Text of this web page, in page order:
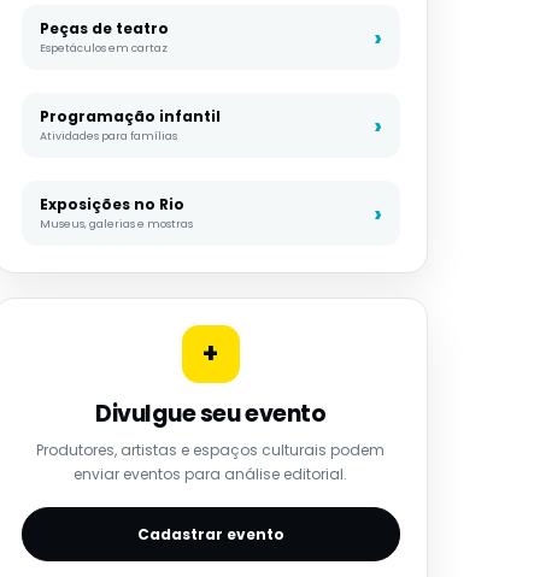
Peças de teatro
Espetáculos em cartaz
Programação infantil
Atividades para famílias
Exposições no Rio
Museus, galerias e mostras
+
Divulgue seu evento
Produtores, artistas e espaços culturais podem
enviar eventos para análise editorial.
Cadastrar evento